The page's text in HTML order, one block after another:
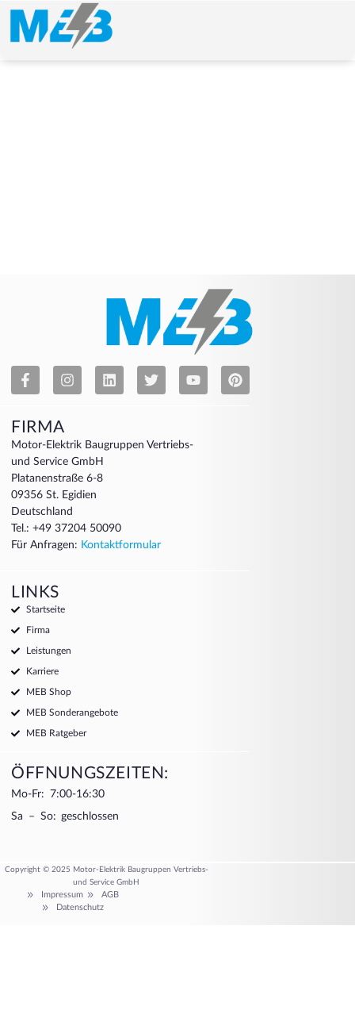
FIRMA
Motor-Elektrik Baugruppen Vertriebs-
und Service GmbH
Platanenstraße 6-8
09356 St. Egidien
Deutschland
Tel.: +49 37204 50090
Für Anfragen: Kontaktformular
LINKS
Startseite
Firma
Leistungen
Karriere
MEB Shop
MEB Sonderangebote
MEB Ratgeber
ÖFFNUNGSZEITEN:
Mo-Fr: 7:00-16:30
Sa – So: geschlossen
Copyright © 2025 Motor-Elektrik Baugruppen Vertriebs-
und Service GmbH
Impressum
AGB
Datenschutz